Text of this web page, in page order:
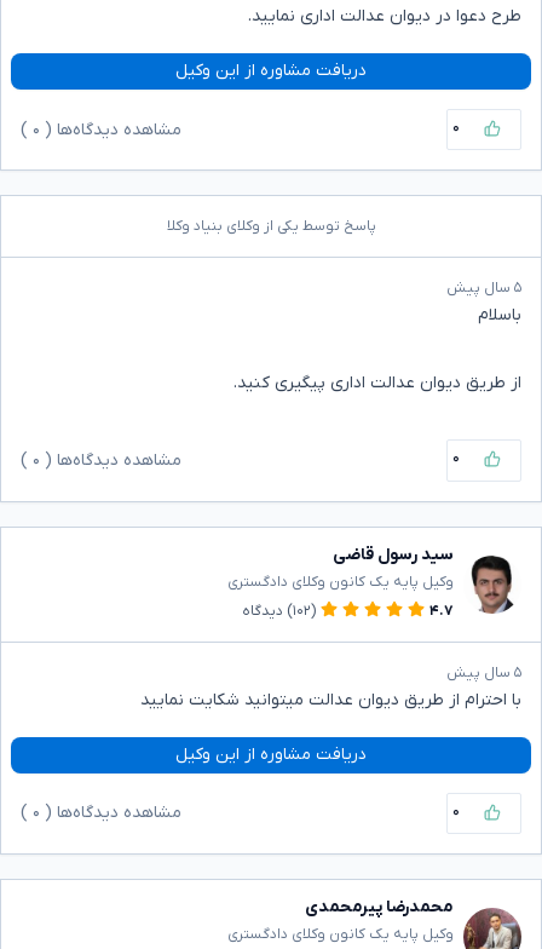
طرح دعوا در دیوان عدالت اداری نمایید.
دریافت مشاوره از این وکیل
۰ مشاهده دیدگاه‌ها ( ۰
پاسخ توسط یکی از وکلای بنیاد وکلا
۵ سال پیش
باسلام
از طریق دیوان عدالت اداری پیگیری کنید.
۰ مشاهده دیدگاه‌ها ( ۰
سید رسول قاضی
وکیل پایه یک کانون وکلای دادگستری
۴.۷
(۱۰۲) دیدگاه
۵ سال پیش
با احترام از طریق دیوان عدالت میتوانید شکایت نمایید
دریافت مشاوره از این وکیل
۰ مشاهده دیدگاه‌ها ( ۰
محمدرضا پیرمحمدی
وکیل پایه یک کانون وکلای دادگستری